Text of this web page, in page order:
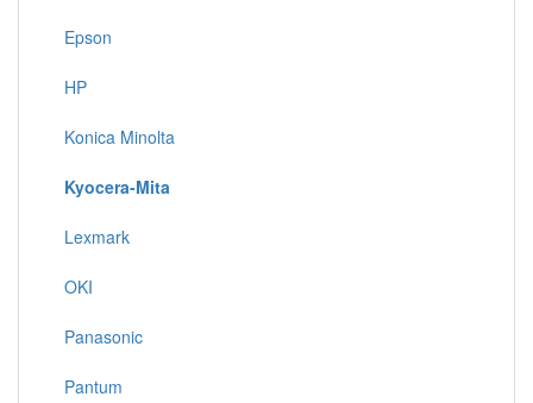
Epson
HP
Konica Minolta
Kyocera-Mita
Lexmark
OKI
Panasonic
Pantum